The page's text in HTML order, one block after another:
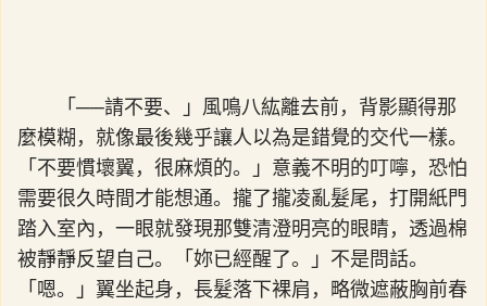
「──請不要、」風鳴八紘離去前，背影顯得那
麼模糊，就像最後幾乎讓人以為是錯覺的交代一樣。
「不要慣壞翼，很麻煩的。」意義不明的叮嚀，恐怕
需要很久時間才能想通。攏了攏凌亂髮尾，打開紙門
踏入室內，一眼就發現那雙清澄明亮的眼睛，透過棉
被靜靜反望自己。「妳已經醒了。」不是問話。
「嗯。」翼坐起身，長髮落下裸肩，略微遮蔽胸前春